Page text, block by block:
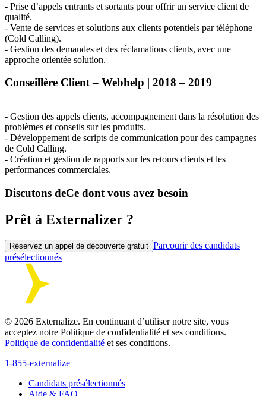
- Prise d’appels entrants et sortants pour offrir un service client de
qualité.
- Vente de services et solutions aux clients potentiels par téléphone
(Cold Calling).
- Gestion des demandes et des réclamations clients, avec une
approche orientée solution.
Conseillère Client – Webhelp | 2018 – 2019
- Gestion des appels clients, accompagnement dans la résolution des
problèmes et conseils sur les produits.
- Développement de scripts de communication pour des campagnes
de Cold Calling.
- Création et gestion de rapports sur les retours clients et les
performances commerciales.
Discutons deCe dont vous avez besoin
Prêt à Externalizer ?
Réservez un appel de découverte gratuit Parcourir des candidats
présélectionnés
© 2026 Externalize. En continuant d’utiliser notre site, vous
acceptez notre Politique de confidentialité et ses conditions.
Politique de confidentialité et ses conditions.
1-855-externalize
Candidats présélectionnés
Aide & FAQ